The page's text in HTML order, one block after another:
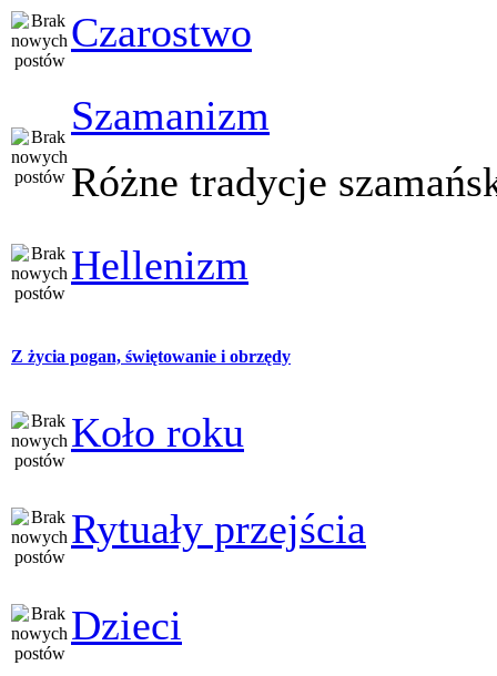
Czarostwo
Szamanizm
Różne tradycje
Hellenizm
Z życia pogan, świętowanie i obrzędy
Koło roku
Rytuały przejścia
Dzieci